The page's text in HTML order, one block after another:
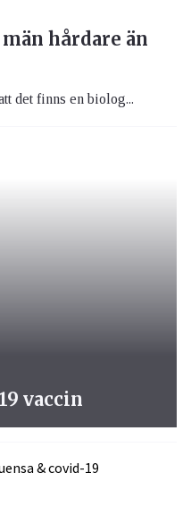
hårdare än
det finns en biolog...
vaccin